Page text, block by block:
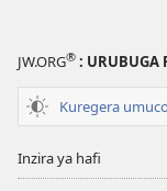
JW.ORG® : URUBUGA
Kuregera umuco
Inzira ya hafi